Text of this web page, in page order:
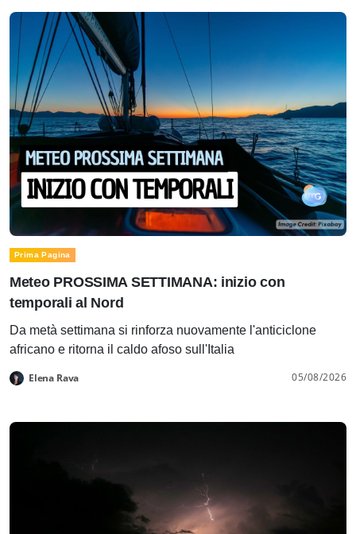
Prima Pagina
Meteo PROSSIMA SETTIMANA: inizio con
temporali al Nord
Da metà settimana si rinforza nuovamente l'anticiclone
africano e ritorna il caldo afoso sull'Italia
Elena Rava 05/08/2026